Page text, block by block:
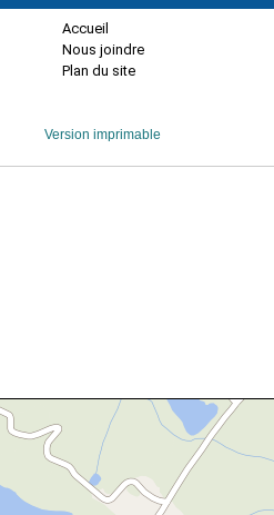
Accueil
Nous joindre
Plan du site
Version imprimable